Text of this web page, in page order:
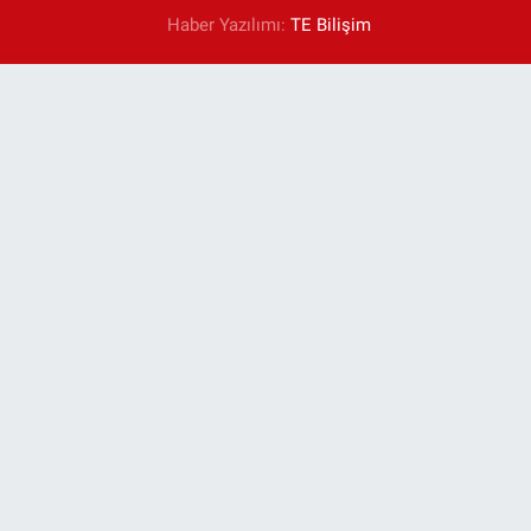
Haber Yazılımı:TE Bilişim